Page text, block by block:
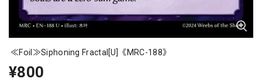
≪Foil≫Siphoning Fractal[U]《MRC-188》
¥800